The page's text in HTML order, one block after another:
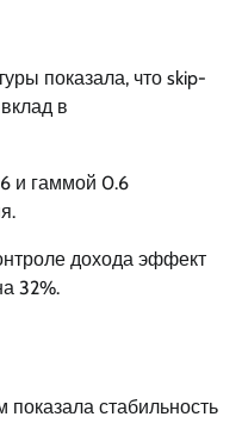
показала, что skip-
в
и гаммой 0.6
дохода эффект
32%.
стабильность